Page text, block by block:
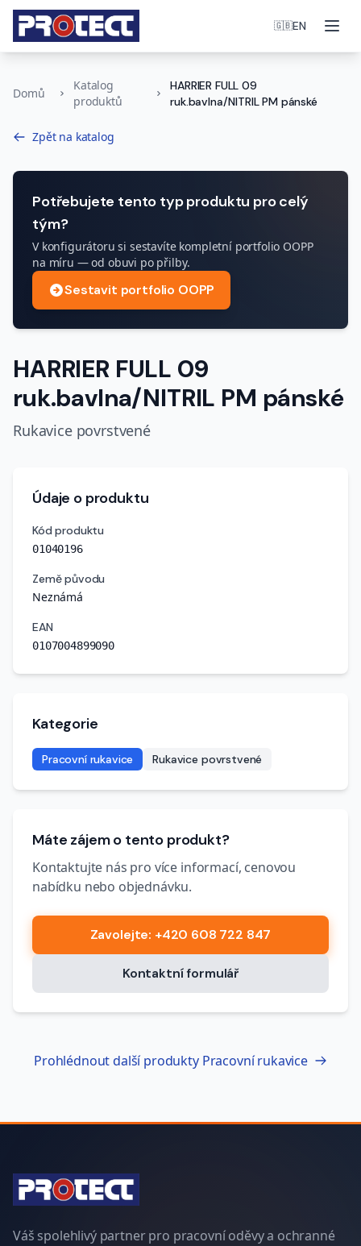
🇬🇧EN
Domů
Katalog
produktů
HARRIER FULL 09
ruk.bavlna/NITRIL PM pánské
Zpět na katalog
Potřebujete tento typ produktu pro celý
tým?
V konfigurátoru si sestavíte kompletní portfolio OOPP
na míru — od obuvi po přilby.
Sestavit portfolio OOPP
HARRIER FULL 09
ruk.bavlna/NITRIL PM pánské
Rukavice povrstvené
Údaje o produktu
Kód produktu
01040196
Země původu
Neznámá
EAN
0107004899090
Kategorie
Pracovní rukavice Rukavice povrstvené
Máte zájem o tento produkt?
Kontaktujte nás pro více informací, cenovou
nabídku nebo objednávku.
Zavolejte: +420 608 722 847
Kontaktní formulář
Prohlédnout další produkty Pracovní rukavice
Váš spolehlivý partner pro pracovní oděvy a ochranné